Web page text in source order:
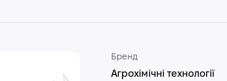
Бренд
Агрохімічні технології